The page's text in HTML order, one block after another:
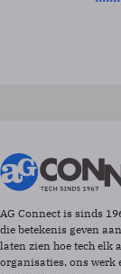
AG Connect is sinds
die betekenis geven
laten zien hoe tech elk
organisaties, ons werk